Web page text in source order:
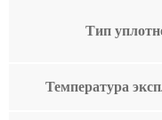
Тип
Температура